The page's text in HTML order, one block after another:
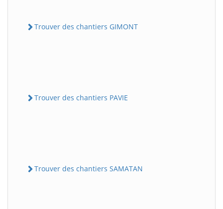
Trouver des chantiers GIMONT
Trouver des chantiers PAVIE
Trouver des chantiers SAMATAN